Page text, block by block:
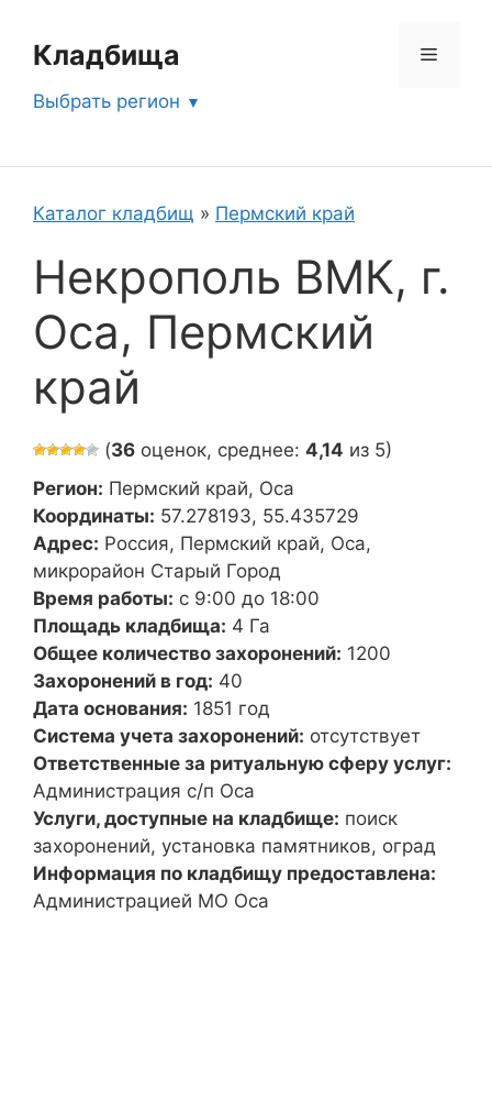
содержимому
Кладбища Меню
Выбрать регион
Каталог кладбищ » Пермский край
Некрополь ВМК, г.
Оса, Пермский
край
(36 оценок, среднее: 4,14 из 5)
Регион: Пермский край, Оса
Координаты: 57.278193, 55.435729
Адрес: Россия, Пермский край, Оса,
микрорайон Старый Город
Время работы: с 9:00 до 18:00
Площадь кладбища: 4 Га
Общее количество захоронений: 1200
Захоронений в год: 40
Дата основания: 1851 год
Система учета захоронений: отсутствует
Ответственные за ритуальную сферу услуг:
Администрация с/п Оса
Услуги, доступные на кладбище: поиск
захоронений, установка памятников, оград
Информация по кладбищу предоставлена:
Администрацией МО Оса